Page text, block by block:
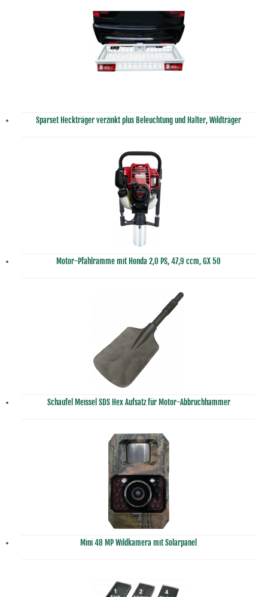
Sparset Heckträger verzinkt plus Beleuchtung und Halter, Wildträger
Motor-Pfahlramme mit Honda 2,0 PS, 47,9 ccm, GX 50
Schaufel Meissel SDS Hex Aufsatz für Motor-Abbruchhammer
Mini 48 MP Wildkamera mit Solarpanel